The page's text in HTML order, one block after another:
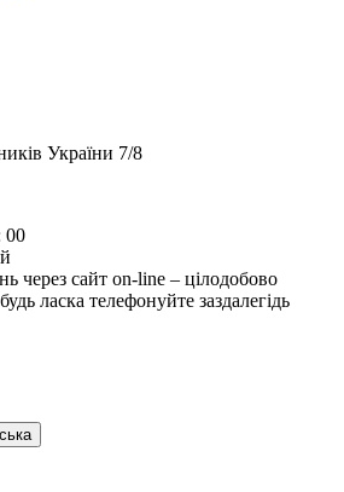
України 7/8
00
через сайт on-line – цілодобово
ласка телефонуйте заздалегідь